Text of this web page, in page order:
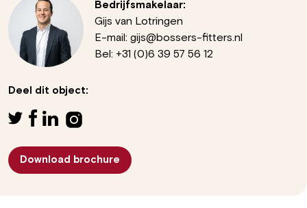
Bedrijfsmakelaar:
Gijs van Lotringen
E-mail: gijs@bossers-fitters.nl
Bel: +31 (0)6 39 57 56 12
Deel dit object:
Download brochure